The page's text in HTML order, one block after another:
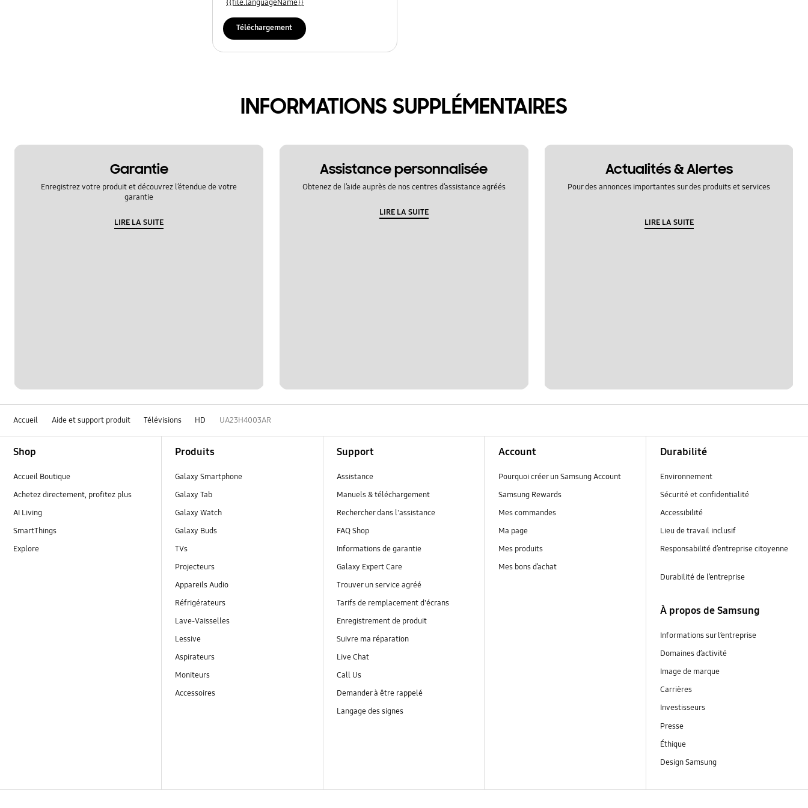
{{file.languageName}}
Téléchargement
INFORMATIONS SUPPLÉMENTAIRES
Garantie
Enregistrez votre produit et découvrez l’étendue de votre
garantie
LIRE LA SUITE
Assistance personnalisée
Obtenez de l’aide auprès de nos centres d’assistance agréés
LIRE LA SUITE
Actualités & Alertes
Pour des annonces importantes sur des produits et services
LIRE LA SUITE
Accueil Aide et support produit Télévisions HD UA23H4003AR
Shop
Accueil Boutique
Achetez directement, profitez plus
AI Living
SmartThings
Explore
Produits
Galaxy Smartphone
Galaxy Tab
Galaxy Watch
Galaxy Buds
TVs
Projecteurs
Appareils Audio
Réfrigérateurs
Lave-Vaisselles
Lessive
Aspirateurs
Moniteurs
Accessoires
Support
Assistance
Manuels & téléchargement
Rechercher dans l'assistance
FAQ Shop
Informations de garantie
Galaxy Expert Care
Trouver un service agréé
Tarifs de remplacement d'écrans
Enregistrement de produit
Suivre ma réparation
Live Chat
Call Us
Demander à être rappelé
Langage des signes
Account
Pourquoi créer un Samsung Account
Samsung Rewards
Mes commandes
Ma page
Mes produits
Mes bons d’achat
Durabilité
Environnement
Sécurité et confidentialité
Accessibilité
Lieu de travail inclusif
Responsabilité d’entreprise citoyenne
Durabilité de l’entreprise
À propos de Samsung
Informations sur l’entreprise
Domaines d’activité
Image de marque
Carrières
Investisseurs
Presse
Éthique
Design Samsung